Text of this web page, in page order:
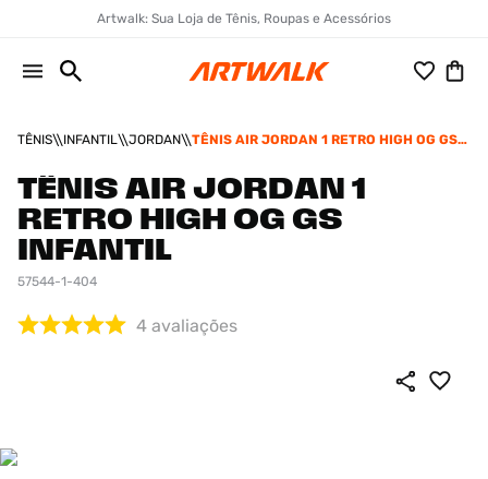
Artwalk: Sua Loja de Tênis, Roupas e Acessórios
TÊNIS INFANTIL JORDAN
TÊNIS AIR JORDAN 1 RETRO HIGH OG GS
TÊNIS AIR JORDAN 1
RETRO HIGH OG GS
INFANTIL
57544-1-404
4 avaliações